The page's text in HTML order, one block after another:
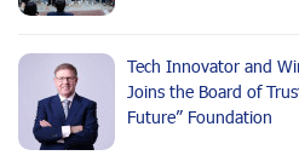
Tech Innovator and
Joins the Board of
Future” Foundation